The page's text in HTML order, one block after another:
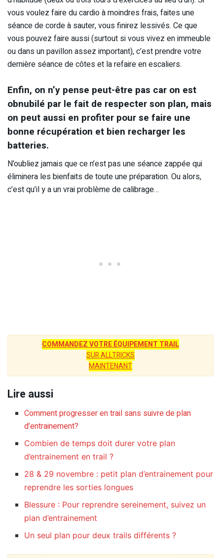
vous voulez faire du cardio à moindres frais, faites une
séance de corde à sauter, vous finirez lessivés. Ce que
vous pouvez faire aussi (surtout si vous vivez en immeuble
ou dans un pavillon assez important), c’est prendre votre
dernière séance de côtes et la refaire en escaliers.
Enfin, on n’y pense peut-être pas car on est
obnubilé par le fait de respecter son plan, mais
on peut aussi en profiter pour se faire une
bonne récupération et bien recharger les
batteries.
N’oubliez jamais que ce n’est pas une séance zappée qui
éliminera les bienfaits de toute une préparation. Ou alors,
c’est qu’il y a un vrai problème de calibrage…
COMMANDEZ VOTRE ÉQUIPEMENT TRAIL
SUR ALLTRICKS
MAINTENANT
Lire aussi
Comment progresser en trail sans suivre de plan
d’entrainement?
Combien de temps doit durer votre plan
d’entrainement en trail ?
28 & 29 novembre : petit plan d’entrainement pour
reprendre les sorties longues
Blessure : Pour reprendre sereinement, suivez un
plan d’entrainement
Un seul plan pour deux trails différents ?